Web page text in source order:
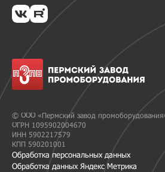
© ООО «Пермский завод
ОГРН 1095902004670
ИНН 5902217579
КПП 590201001
Обработка персональных данных
Обработка данных Яндекс Метрика